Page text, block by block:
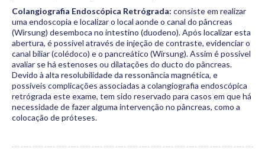
Colangiografia Endoscópica Retrógrada: consiste em realizar
uma endoscopia e localizar o local aonde o canal do pâncreas
(Wirsung) desemboca no intestino (duodeno). Após localizar esta
abertura, é possível através de injeção de contraste, evidenciar o
canal biliar (colédoco) e o pancreático (Wirsung). Assim é possível
avaliar se há estenoses ou dilatações do ducto do pâncreas.
Devido à alta resolubilidade da ressonância magnética, e
possíveis complicações associadas a colangiografia endoscópica
retrógrada este exame, tem sido reservado para casos em que há
necessidade de fazer alguma intervenção no pâncreas, como a
colocação de próteses.